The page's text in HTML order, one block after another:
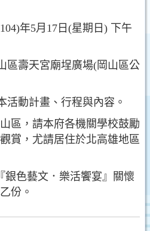
年5月17日(星期日) 下午
區壽天宮廟埕廣場(岡山區公
活動計畫、行程與內容。
區，請本府各機關學校鼓勵
賞，尤請居住於北高雄地區
銀色藝文．樂活饗宴』關懷
份。